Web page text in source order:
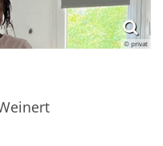
© privat